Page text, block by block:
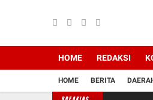
HOME REDAKSI
HOME BERITA